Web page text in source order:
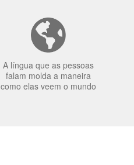
A língua que as pessoas
falam molda a maneira
como elas veem o mundo